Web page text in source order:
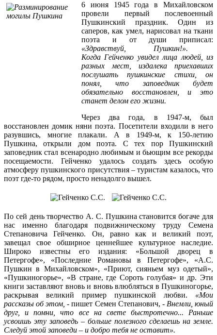
6 июня 1945 года в Михайловском
провели первый послевоенный
Пушкинский праздник. Один из
саперов, как умел, нарисовал на ткани
поэта и от души приписал:
«Здравствуй, Пушкин!».
Когда Гейченко увидел лица людей, из
разных мест, издалека приехавших
послушать пушкинские стихи, он
понял, что заповедник будет
обязательно восстановлен, и это
станет делом его жизни.
Через два года, в 1947-м, был
восстановлен домик няни поэта. Посетители входили в него
разувшись, многие плакали. А в 1949-м, к 150-летию
Пушкина, открыли дом поэта. С тех пор Пушкинский
заповедник стал всенародно любимым и бьющим все рекорды
посещаемости. Гейченко удалось создать здесь особую
атмосферу пушкинского присутствия – туристам казалось, что
поэт где-то рядом, просто ненадолго вышел.
По сей день творчество А. С. Пушкина становится богаче для
нас именно благодаря подвижническому труду Семена
Степановича Гейченко. Он, равно как и великий поэт,
завещал свое обширное ценнейшее культурное наследие.
Широко известны его издания: «Большой дворец в
Петергофе», «Последние Романовы в Петергофе», «А.С.
Пушкин в Михайловском», «Приют, сияньем муз одетый»,
«Пушкиногорье», «В стране, где Сороть голубая» и др. Эти
книги заставляют вновь и вновь влюбляться в Пушкиногорье,
раскрывая великий пример пушкинской любви. «Мои
рассказы об этом - пишет Семен Степанович, - Внемли, юный
друг, и помни, что все на свете быстротечно... Раньше
усвоишь эту заповедь – больше полезного сделаешь на земле.
Следуй этой заповеди – и добро тебя не оставит».